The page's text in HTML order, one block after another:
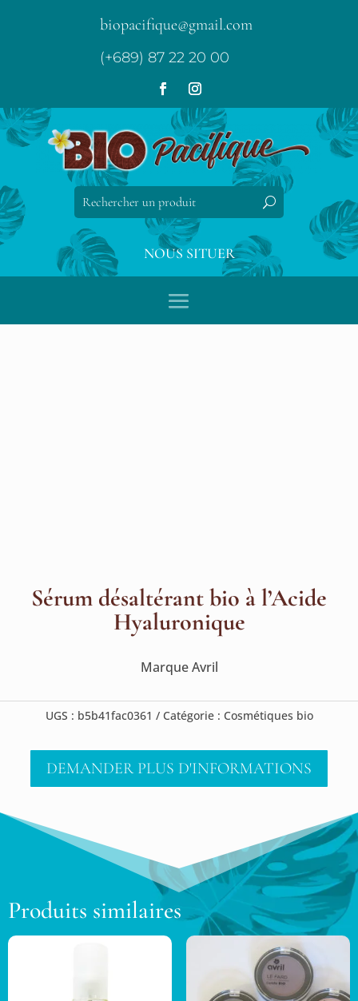
biopacifique@gmail.com
(+689) 87 22 20 00
NOUS SITUER
Sérum désaltérant bio à l’Acide
Hyaluronique
Marque Avril
UGS : b5b41fac0361 Catégorie : Cosmétiques bio
DEMANDER PLUS D'INFORMATIONS
Produits similaires